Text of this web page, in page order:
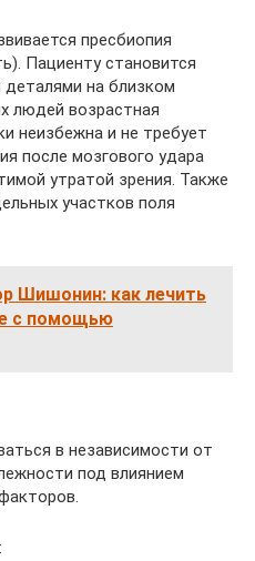
пресбиопия
Пациенту становится
на близком
людей возрастная
неизбежна и не требует
после мозгового удара
утратой зрения. Также
участков поля
Шишонин: как лечить
с помощью
в независимости от
под влиянием